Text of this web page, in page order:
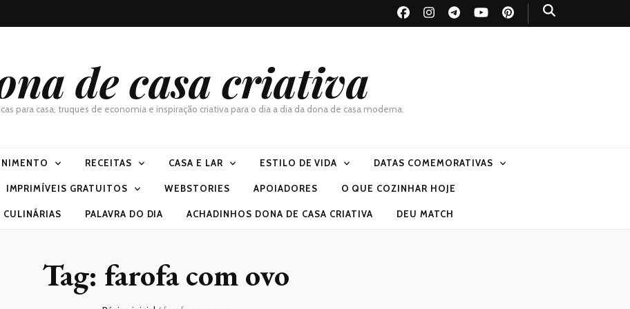
de casa criativa
para casa, truques de economia e inspiração criativa para o dia a dia da dona de casa moderna.
RECEITAS CASA E LAR ESTILO DE VIDA DATAS COMEMORATIVAS
IMPRIMÍVEIS GRATUITOS WEBSTORIES APOIADORES O QUE COZINHAR HOJE
CULINÁRIAS PALAVRA DO DIA ACHADINHOS DONA DE CASA CRIATIVA DEU MATCH
Tag: farofa com ovo